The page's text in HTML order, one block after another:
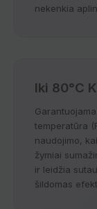
nekenkia
Iki 80°C
temperatūra
naudojimo,
žymiai
ir leidžia
šildomas